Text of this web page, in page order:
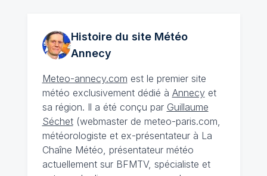
Histoire du site Météo
Annecy
Meteo-annecy.com est le premier site
météo exclusivement dédié à Annecyet
sa région. Il a été conçu par Guillaume
Séchet(webmaster de meteo-paris.com,
météorologiste et ex-présentateur à La
Chaîne Météo, présentateur météo
actuellement sur BFMTV, spécialiste et